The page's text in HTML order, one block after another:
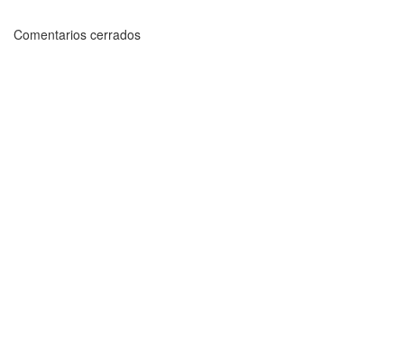
Comentarios cerrados